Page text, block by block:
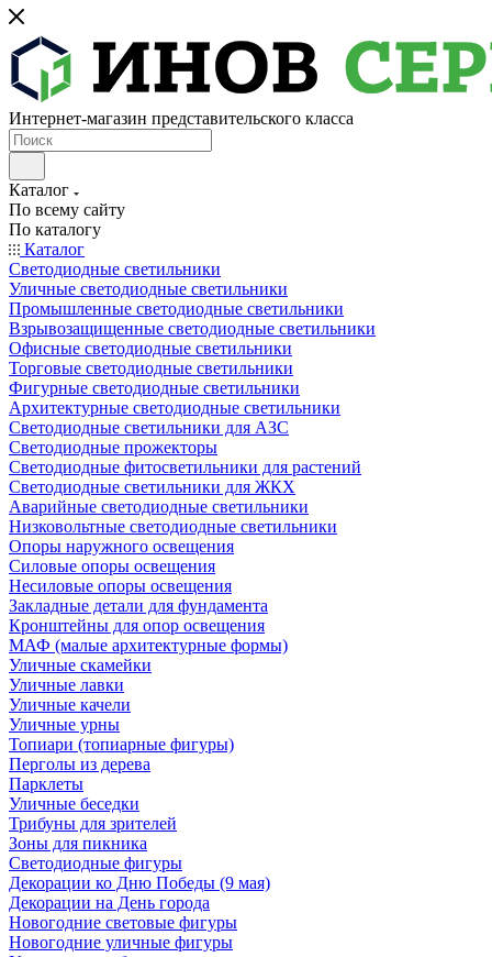
Интернет-магазин представительского класса
Каталог
По всему сайту
По каталогу
Каталог
Светодиодные светильники
Уличные светодиодные светильники
Промышленные светодиодные светильники
Взрывозащищенные светодиодные светильники
Офисные светодиодные светильники
Торговые светодиодные светильники
Фигурные светодиодные светильники
Архитектурные светодиодные светильники
Светодиодные светильники для АЗС
Светодиодные прожекторы
Светодиодные фитосветильники для растений
Светодиодные светильники для ЖКХ
Аварийные светодиодные светильники
Низковольтные светодиодные светильники
Опоры наружного освещения
Силовые опоры освещения
Несиловые опоры освещения
Закладные детали для фундамента
Кронштейны для опор освещения
МАФ (малые архитектурные формы)
Уличные скамейки
Уличные лавки
Уличные качели
Уличные урны
Топиари (топиарные фигуры)
Перголы из дерева
Парклеты
Уличные беседки
Трибуны для зрителей
Зоны для пикника
Светодиодные фигуры
Декорации ко Дню Победы (9 мая)
Декорации на День города
Новогодние световые фигуры
Новогодние уличные фигуры